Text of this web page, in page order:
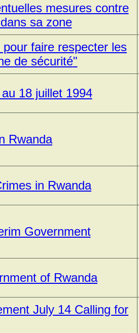
mesures contre
sa zone
faire respecter les
de sécurité
18 juillet 1994
Rwanda
in Rwanda
Government
of Rwanda
July 14 Calling for